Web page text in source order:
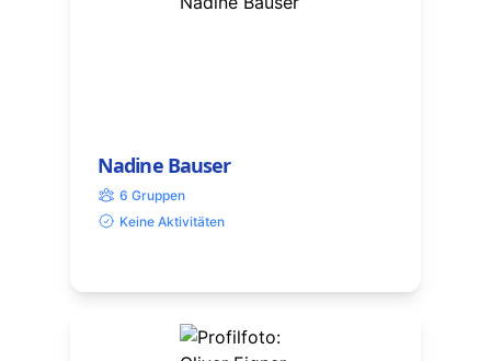
Nadine Bauser
6 Gruppen
Keine Aktivitäten